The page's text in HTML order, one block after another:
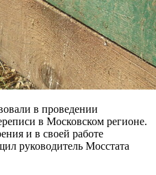
в проведении
в Московском регионе.
и в своей работе
руководитель Мосстата